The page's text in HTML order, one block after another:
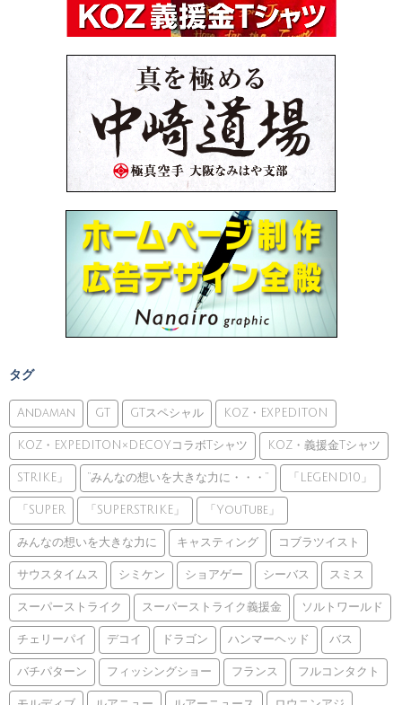
タグ
Andaman GT GTスペシャル KOZ・EXPEDITON
KOZ・EXPEDITON×DECOYコラボTシャツ KOZ・義援金Tシャツ
STRIKE」 ”みんなの想いを大きな力に・・・” 「LEGEND10」
「SUPER 「SUPERSTRIKE」 「YouTube」
みんなの想いを大きな力に キャスティング コブラツイスト
サウスタイムス シミケン ショアゲー シーバス スミス
スーパーストライク スーパーストライク義援金 ソルトワールド
チェリーパイ デコイ ドラゴン ハンマーヘッド バス
バチパターン フィッシングショー フランス フルコンタクト